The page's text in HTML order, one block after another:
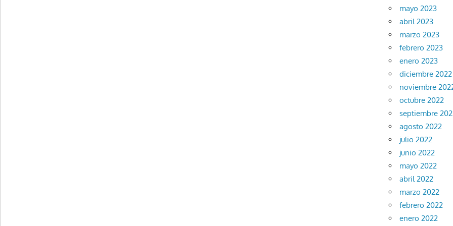
mayo 2023
abril 2023
marzo 2023
febrero 2023
enero 2023
diciembre 2022
noviembre
octubre 2022
septiembre
agosto 2022
julio 2022
junio 2022
mayo 2022
abril 2022
marzo 2022
febrero 2022
enero 2022